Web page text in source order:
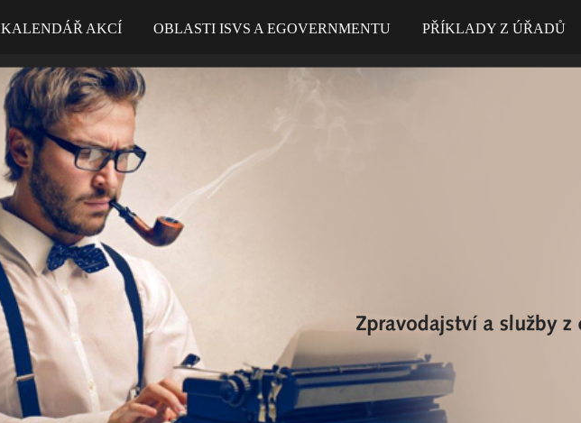
KALENDÁŘ AKCÍ OBLASTI ISVS A EGOVERNMENTU PŘÍKLADY Z ÚŘADŮ